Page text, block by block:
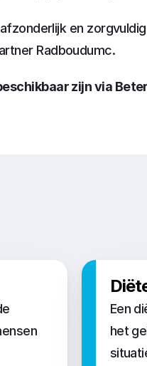
en zorgvuldig
Radboudumc.
zijn via
Een
het